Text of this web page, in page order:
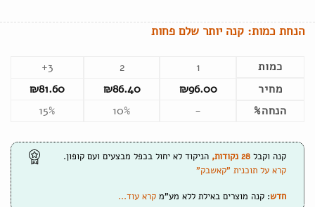
הנחת כמות: קנה יותר שלם פחות
כמות 1
2
3+
מחיר
₪96.00
₪86.40
₪81.60
הנחה%
-
10%
15%
קנה וקבל 28 נקודות, הניקוד לא יחול בכפל מבצעים ועם קופון.
קרא על תוכנית "קאשבק"
חדש: קנה מוצרים באילת ללא מע"מ קרא עוד...